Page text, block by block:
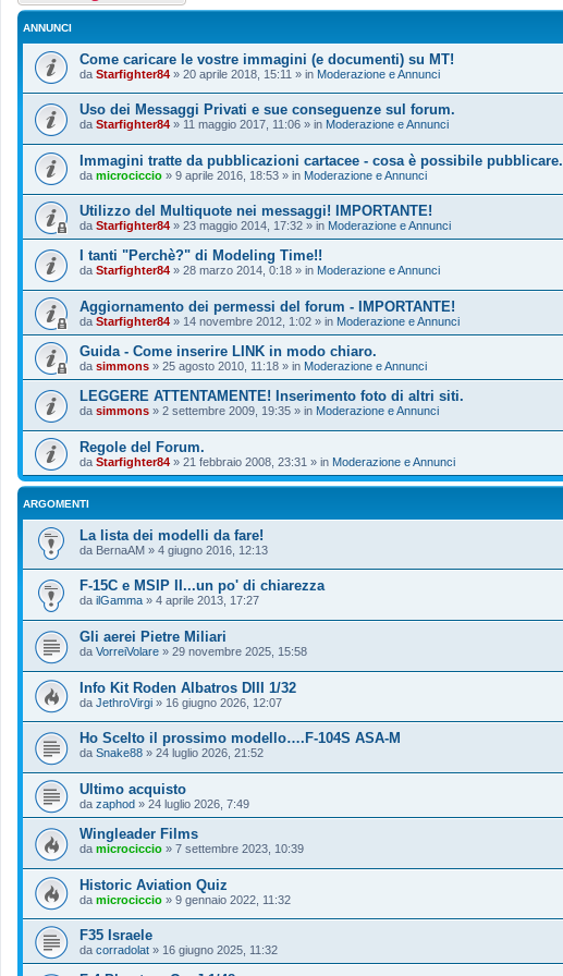
ANNUNCI
Come caricare le vostre immagini (e documenti) su MT!
da Starfighter84 » 20 aprile 2018, 15:11 » in Moderazione e Annunci
Uso dei Messaggi Privati e sue conseguenze sul forum.
da Starfighter84 » 11 maggio 2017, 11:06 » in Moderazione e Annunci
Immagini tratte da pubblicazioni cartacee - cosa è possibile pubblicare.
da microciccio » 9 aprile 2016, 18:53 » in Moderazione e Annunci
Utilizzo del Multiquote nei messaggi! IMPORTANTE!
da Starfighter84 » 23 maggio 2014, 17:32 » in Moderazione e Annunci
I tanti "Perchè?" di Modeling Time!!
da Starfighter84 » 28 marzo 2014, 0:18 » in Moderazione e Annunci
Aggiornamento dei permessi del forum - IMPORTANTE!
da Starfighter84 » 14 novembre 2012, 1:02 » in Moderazione e Annunci
Guida - Come inserire LINK in modo chiaro.
da simmons » 25 agosto 2010, 11:18 » in Moderazione e Annunci
LEGGERE ATTENTAMENTE! Inserimento foto di altri siti.
da simmons » 2 settembre 2009, 19:35 » in Moderazione e Annunci
Regole del Forum.
da Starfighter84 » 21 febbraio 2008, 23:31 » in Moderazione e Annunci
ARGOMENTI
La lista dei modelli da fare!
da BernaAM » 4 giugno 2016, 12:13
F-15C e MSIP II...un po' di chiarezza
da ilGamma » 4 aprile 2013, 17:27
Gli aerei Pietre Miliari
da VorreiVolare » 29 novembre 2025, 15:58
Info Kit Roden Albatros DIII 1/32
da JethroVirgi » 16 giugno 2026, 12:07
Ho Scelto il prossimo modello….F-104S ASA-M
da Snake88 » 24 luglio 2026, 21:52
Ultimo acquisto
da zaphod » 24 luglio 2026, 7:49
Wingleader Films
da microciccio » 7 settembre 2023, 10:39
Historic Aviation Quiz
da microciccio » 9 gennaio 2022, 11:32
F35 Israele
da corradolat » 16 giugno 2025, 11:32